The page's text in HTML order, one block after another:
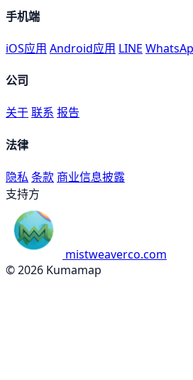
手机端
iOS应用 Android应用 LINE
公司
关于联系 报告
法律
隐私 条款 商业信息披露
支持方
mistweaverco.com
© 2026 Kumamap